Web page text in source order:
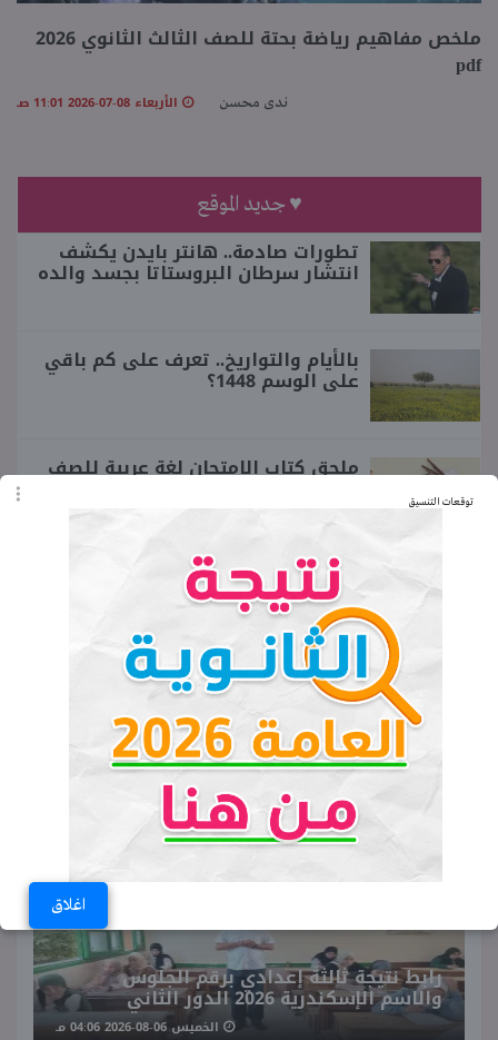
توقعات التنسيق
اغلاق
منوعات ملخص مفاهيم رياضة بحتة للصف الثالث الثانوي 2026
pdf
ندى محسن الأربعاء 08-07-2026 11:01 صـ
♥ جديد الموقع
تطورات صادمة.. هانتر بايدن يكشف
انتشار سرطان البروستاتا بجسد والده
بالأيام والتواريخ.. تعرف على كم باقي
على الوسم 1448؟
ملحق كتاب الامتحان لغة عربية للصف
هل يتغير رقم الجلوس فى امتحانات
الدور الثانى للثانوية العامة 2026؟
قبل تسجيل رغباتك.. التعليم العالي
تطالب بمراجعة الجامعات المعتمدة
(فيديو)
♥ ترند اليوم
رابط نتيجة ثالثة إعدادي برقم الجلوس
والاسم الإسكندرية 2026 الدور الثاني
الخميس 06-08-2026 04:06 مـ